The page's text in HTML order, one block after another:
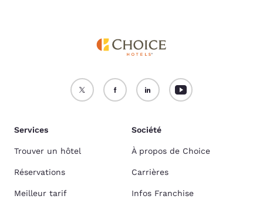
Services
Trouver un hôtel
Réservations
Meilleur tarif
Société
À propos de Choice
Carrières
Infos Franchise